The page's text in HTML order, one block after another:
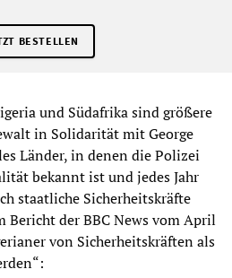
BESTELLEN
und Südafrika sind größere
in Solidarität mit George
Länder, in denen die Polizei
bekannt ist und jedes Jahr
staatliche Sicherheitskräfte
Bericht der BBC News vom April
von Sicherheitskräften als